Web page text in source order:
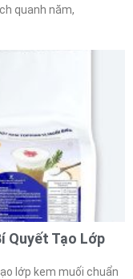
quanh năm,
Quyết Tạo Lớp
lớp kem muối chuẩn